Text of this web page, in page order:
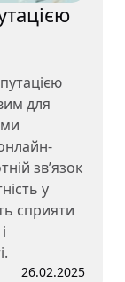
для
зв’язок
у
сприяти
26.02.2025